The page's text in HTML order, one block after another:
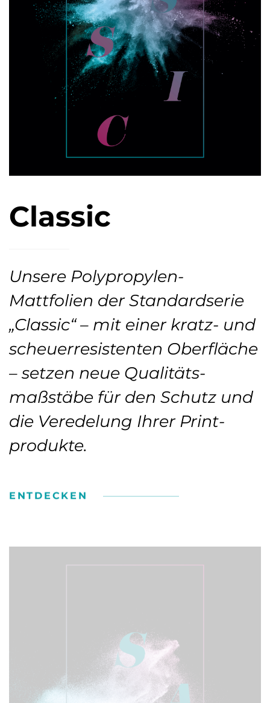
Classic
Unsere Polypropylen-
Mattfolien der Standardserie
„Classic“ – mit einer kratz- und
scheuer­resistenten Ober­fläche
– setzen neue Qualitäts­
maßstäbe für den Schutz und
die Veredelung Ihrer Print­
produkte.
ENTDECKEN